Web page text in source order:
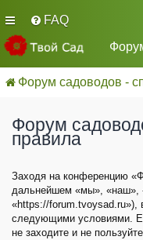
FAQ
Форум садоводов -
Форум
правила
Заходя на конференцию
дальнейшем «мы», «наш»,
«https://forum.tvoysad.ru»),
следующими условиями.
не заходите и не